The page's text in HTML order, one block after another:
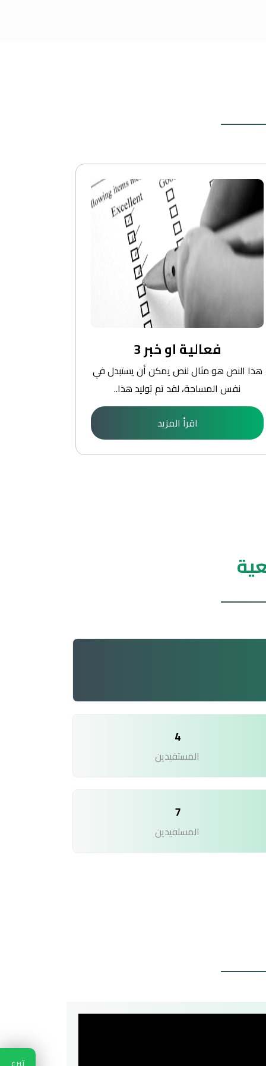
فعالية او خبر 3
هذا النص هو مثال لنص يمكن أن يستبدل في
نفس المساحة، لقد تم توليد هذا..
اقرأ المزيد
4
المستفيدين
7
المستفيدين